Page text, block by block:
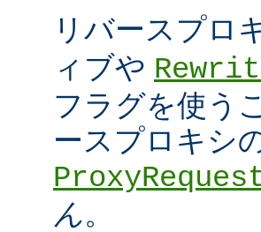
リバースプロ
ィブや
フラグを使う
ースプロキシ
ん。